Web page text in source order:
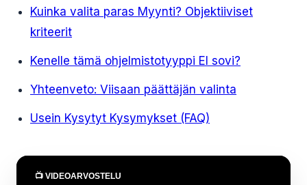
Kuinka valita paras Myynti? Objektiiviset
kriteerit
Kenelle tämä ohjelmistotyyppi EI sovi?
Yhteenveto: Viisaan päättäjän valinta
Usein Kysytyt Kysymykset (FAQ)
📺 VIDEOARVOSTELU